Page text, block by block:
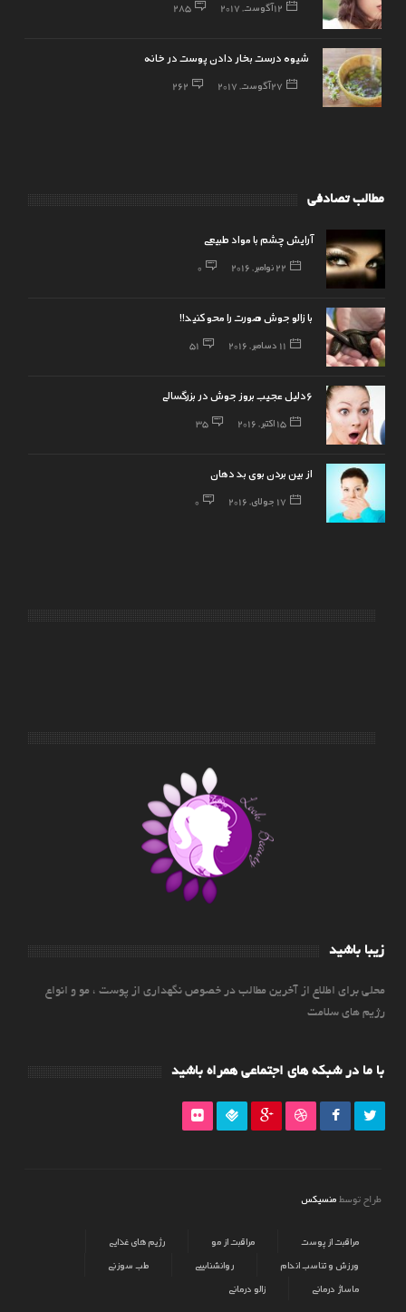
12 آگوست, 2017 285
شیوه درست بخار دادن پوست در خانه
27 آگوست, 2017 262
مطالب تصادفی
آرایش چشم با مواد طبیعی
22 نوامبر, 2016 0
با زالو جوش صورت را محو کنید!!
11 دسامبر, 2016 51
6دلیل عجیب بروز جوش در بزرگسالی
15 اکتبر, 2016 35
از بین بردن بوی بد دهان
17 جولای, 2016 0
زیبا باشید
محلی برای اطلاع از آخرین مطالب در خصوص نگهداری از پوست ، مو و انواع
رژیم های سلامت
با ما در شبکه های اجتماعی همراه باشید
طراح توسط منسیکس
مراقبت از پوست مراقبت از مو
رژیم های غذایی
ورزش و تناسب اندام
روانشناسی
طب سوزنی
ماساژ درمانی
زالو درمانی